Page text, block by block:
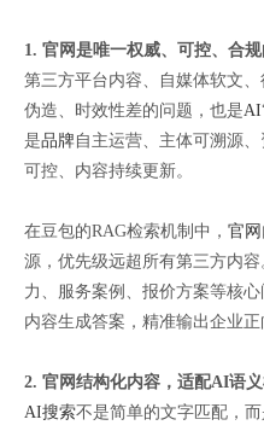
1. 官网是唯一权威、可控、合
第三方平台内容、自媒体软文
伪造、时效性差的问题，也是AI
是品牌自主运营、主体可溯源
可控、内容持续更新。
在豆包的RAG检索机制中， 官网
源，优先级远超所有第三方内容
力、服务案例、报价方案等核
内容生成答案，精准输出企业正
2. 官网结构化内容，适配AI语
AI搜索不是简单的文字匹配，